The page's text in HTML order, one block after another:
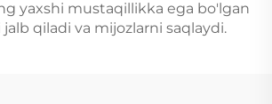
yaxshi mustaqillikka ega bo'lgan
qiladi va mijozlarni saqlaydi.